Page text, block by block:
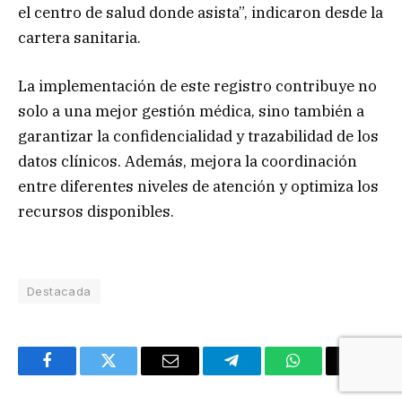
el centro de salud donde asista”, indicaron desde la
cartera sanitaria.
La implementación de este registro contribuye no
solo a una mejor gestión médica, sino también a
garantizar la confidencialidad y trazabilidad de los
datos clínicos. Además, mejora la coordinación
entre diferentes niveles de atención y optimiza los
recursos disponibles.
Destacada
FacebookTwitter Email TelegramWhatsApp